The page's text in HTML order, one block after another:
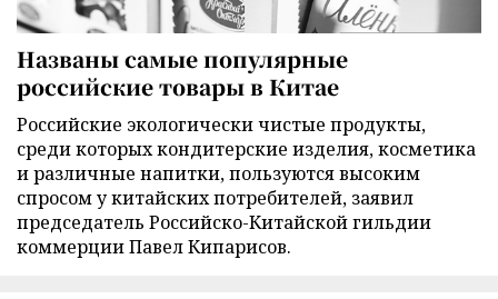
Названы самые популярные
российские товары в Китае
Российские экологически чистые продукты,
среди которых кондитерские изделия, косметика
и различные напитки, пользуются высоким
спросом у китайских потребителей, заявил
председатель Российско-Китайской гильдии
коммерции Павел Кипарисов.